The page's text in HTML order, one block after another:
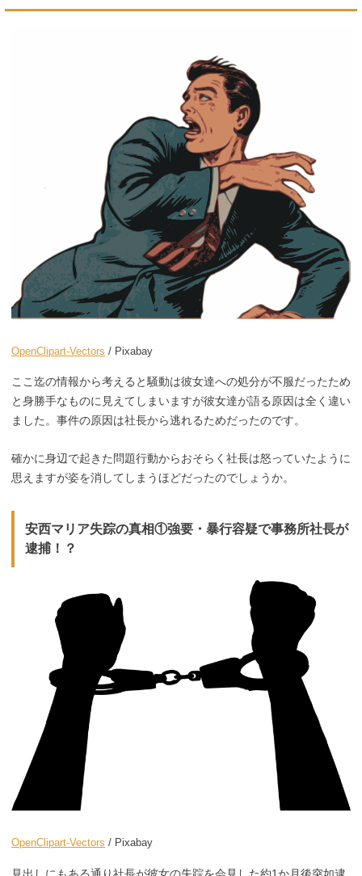
OpenClipart-Vectors / Pixabay
ここ迄の情報から考えると騒動は彼女達への処分が不服だったため
と身勝手なものに見えてしまいますが彼女達が語る原因は全く違い
ました。事件の原因は社長から逃れるためだったのです。
確かに身辺で起きた問題行動からおそらく社長は怒っていたように
思えますが姿を消してしまうほどだったのでしょうか。
安西マリア失踪の真相①強要・暴行容疑で事務所社長が
逮捕！？
OpenClipart-Vectors / Pixabay
見出しにもある通り社長が彼女の失踪を会見した約1か月後突如逮